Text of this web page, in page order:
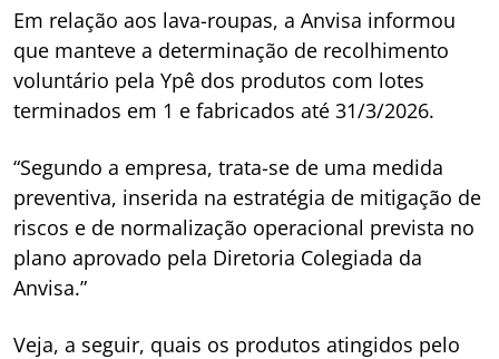
Em relação aos lava-roupas, a Anvisa informou
que manteve a determinação de recolhimento
voluntário pela Ypê dos produtos com lotes
terminados em 1 e fabricados até 31/3/2026.
“Segundo a empresa, trata-se de uma medida
preventiva, inserida na estratégia de mitigação de
riscos e de normalização operacional prevista no
plano aprovado pela Diretoria Colegiada da
Anvisa.”
Veja, a seguir, quais os produtos atingidos pelo